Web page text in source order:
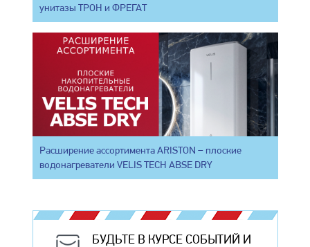
унитазы ТРОН и ФРЕГАТ
Расширение ассортимента ARISTON – плоские
водонагреватели VELIS TECH ABSE DRY
БУДЬТЕ В КУРСЕ СОБЫТИЙ И